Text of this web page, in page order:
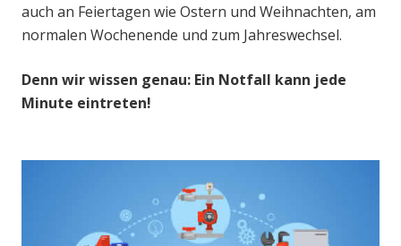
auch an Feiertagen wie Ostern und Weihnachten, am
normalen Wochenende und zum Jahreswechsel.
Denn wir wissen genau: Ein Notfall kann jede
Minute eintreten!